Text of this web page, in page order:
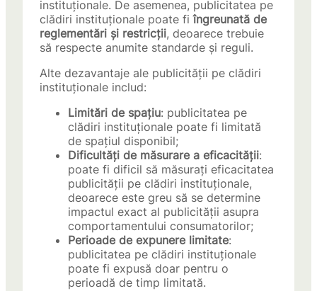
instituționale. De asemenea, publicitatea pe
clădiri instituționale poate fiîngreunată de
reglementări și restricții, deoarece trebuie
să respecte anumite standarde și reguli.
Alte dezavantaje ale publicității pe clădiri
instituționale includ:
Limitări de spațiu: publicitatea pe
clădiri instituționale poate fi limitată
de spațiul disponibil;
Dificultăți de măsurare a eficacității:
poate fi dificil să măsurați eficacitatea
publicității pe clădiri instituționale,
deoarece este greu să se determine
impactul exact al publicității asupra
comportamentului consumatorilor;
Perioade de expunere limitate:
publicitatea pe clădiri instituționale
poate fi expusă doar pentru o
perioadă de timp limitată.